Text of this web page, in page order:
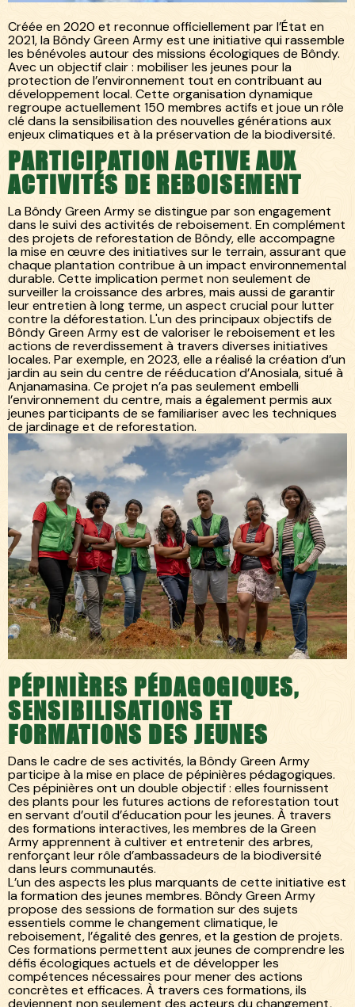
Créée en 2020 et reconnue officiellement par l’État en
2021, la Bôndy Green Army est une initiative qui rassemble
les bénévoles autour des missions écologiques de Bôndy.
Avec un objectif clair : mobiliser les jeunes pour la
protection de l’environnement tout en contribuant au
développement local. Cette organisation dynamique
regroupe actuellement 150 membres actifs et joue un rôle
clé dans la sensibilisation des nouvelles générations aux
enjeux climatiques et à la préservation de la biodiversité.
PARTICIPATION ACTIVE AUX
ACTIVITÉS DE REBOISEMENT
La Bôndy Green Army se distingue par son engagement
dans le suivi des activités de reboisement. En complément
des projets de reforestation de Bôndy, elle accompagne
la mise en œuvre des initiatives sur le terrain, assurant que
chaque plantation contribue à un impact environnemental
durable. Cette implication permet non seulement de
surveiller la croissance des arbres, mais aussi de garantir
leur entretien à long terme, un aspect crucial pour lutter
contre la déforestation. L'un des principaux objectifs de
Bôndy Green Army est de valoriser le reboisement et les
actions de reverdissement à travers diverses initiatives
locales. Par exemple, en 2023, elle a réalisé la création d’un
jardin au sein du centre de rééducation d’Anosiala, situé à
Anjanamasina. Ce projet n’a pas seulement embelli
l’environnement du centre, mais a également permis aux
jeunes participants de se familiariser avec les techniques
de jardinage et de reforestation.
PÉPINIÈRES PÉDAGOGIQUES,
SENSIBILISATIONS ET
FORMATIONS DES JEUNES
Dans le cadre de ses activités, la Bôndy Green Army
participe à la mise en place de pépinières pédagogiques.
Ces pépinières ont un double objectif : elles fournissent
des plants pour les futures actions de reforestation tout
en servant d’outil d’éducation pour les jeunes. À travers
des formations interactives, les membres de la Green
Army apprennent à cultiver et entretenir des arbres,
renforçant leur rôle d’ambassadeurs de la biodiversité
dans leurs communautés.
L’un des aspects les plus marquants de cette initiative est
la formation des jeunes membres. Bôndy Green Army
propose des sessions de formation sur des sujets
essentiels comme le changement climatique, le
reboisement, l’égalité des genres, et la gestion de projets.
Ces formations permettent aux jeunes de comprendre les
défis écologiques actuels et de développer les
compétences nécessaires pour mener des actions
concrètes et efficaces. À travers ces formations, ils